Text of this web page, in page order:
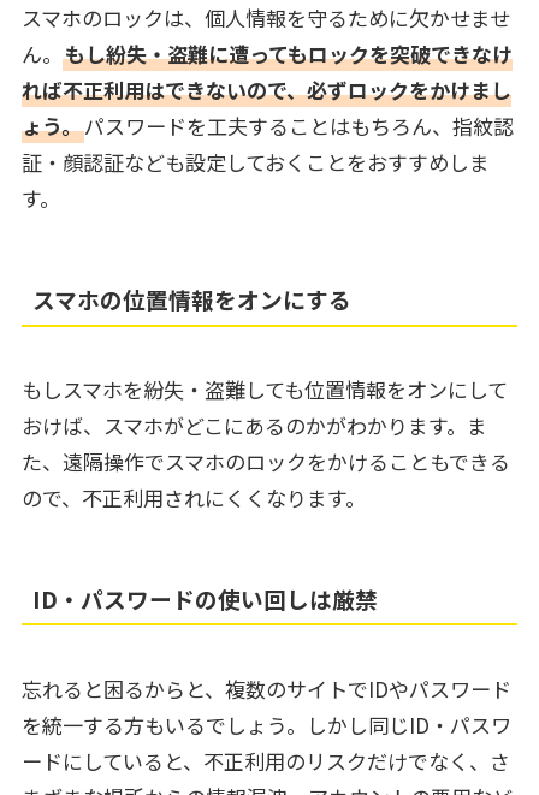
スマホのロックは、個人情報を守るために欠かせませ
ん。 もし紛失・盗難に遭ってもロックを突破できなけ
れば不正利用はできないので、必ずロックをかけまし
ょう。パスワードを工夫することはもちろん、指紋認
証・顔認証なども設定しておくことをおすすめしま
す。
スマホの位置情報をオンにする
もしスマホを紛失・盗難しても位置情報をオンにして
おけば、スマホがどこにあるのかがわかります。ま
た、遠隔操作でスマホのロックをかけることもできる
ので、不正利用されにくくなります。
ID・パスワードの使い回しは厳禁
忘れると困るからと、複数のサイトでIDやパスワード
を統一する方もいるでしょう。しかし同じID・パスワ
ードにしていると、不正利用のリスクだけでなく、さ